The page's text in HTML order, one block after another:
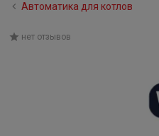
Автоматика для котлов
нет отзывов